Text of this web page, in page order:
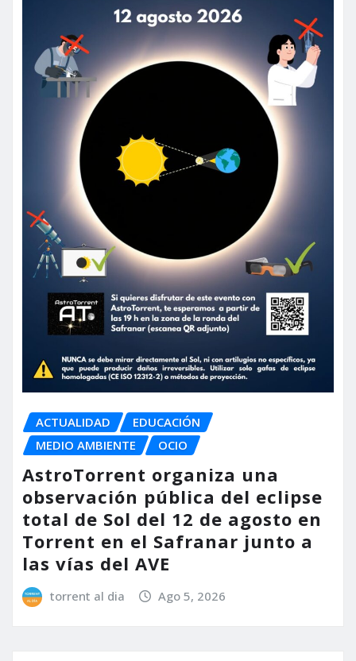
ACTUALIDAD
EDUCACIÓN
MEDIO AMBIENTE
OCIO
AstroTorrent organiza una
observación pública del eclipse
total de Sol del 12 de agosto en
Torrent en el Safranar junto a
las vías del AVE
torrent al dia Ago 5, 2026